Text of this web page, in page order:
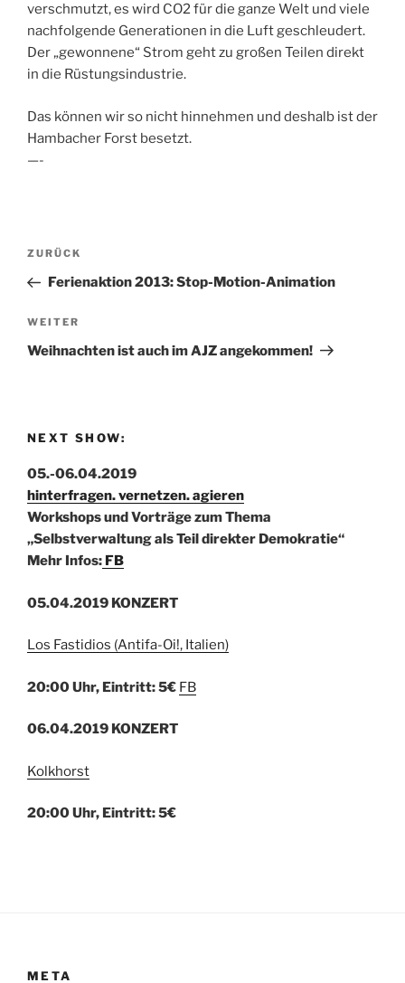
verschmutzt, es wird CO2 für die ganze Welt und viele
nachfolgende Generationen in die Luft geschleudert.
Der „gewonnene“ Strom geht zu großen Teilen direkt
in die Rüstungsindustrie.
Das können wir so nicht hinnehmen und deshalb ist der
Hambacher Forst besetzt.
—-
Beitragsnavigation
Vorheriger
Beitrag
ZURÜCK
Ferienaktion 2013: Stop-Motion-Animation
Nächster
Beitrag
WEITER
Weihnachten ist auch im AJZ angekommen!
NEXT SHOW:
05.-06.04.2019
hinterfragen. vernetzen. agieren
Workshops und Vorträge zum Thema
„Selbstverwaltung als Teil direkter Demokratie“
Mehr Infos: FB
05.04.2019 KONZERT
Los Fastidios (Antifa-Oi!, Italien)
20:00 Uhr, Eintritt: 5€ FB
06.04.2019 KONZERT
Kolkhorst
20:00 Uhr, Eintritt: 5€
META